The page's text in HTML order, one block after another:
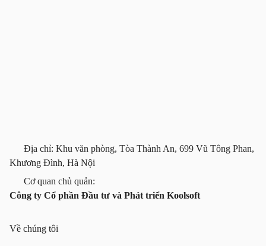
Địa chỉ: Khu văn phòng, Tòa Thành An, 699 Vũ Tông Phan,
Khương Đình, Hà Nội
Cơ quan chủ quản:
Công ty Cổ phần Đầu tư và Phát triển Koolsoft
Về chúng tôi